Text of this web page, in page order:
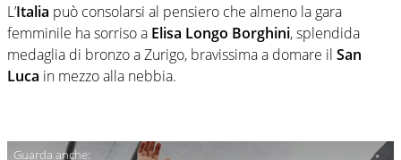
L’Italia può consolarsi al pensiero che almeno la gara
femminile ha sorriso a Elisa Longo Borghini, splendida
medaglia di bronzo a Zurigo, bravissima a domare il San
Luca in mezzo alla nebbia.